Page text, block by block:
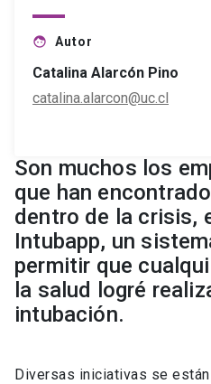
face Autor
Catalina Alarcón Pino
catalina.alarcon@uc.cl
Son muchos los
que han
dentro de la crisis,
Intubapp, un
permitir que
la salud logré
intubación.
Diversas iniciativas se